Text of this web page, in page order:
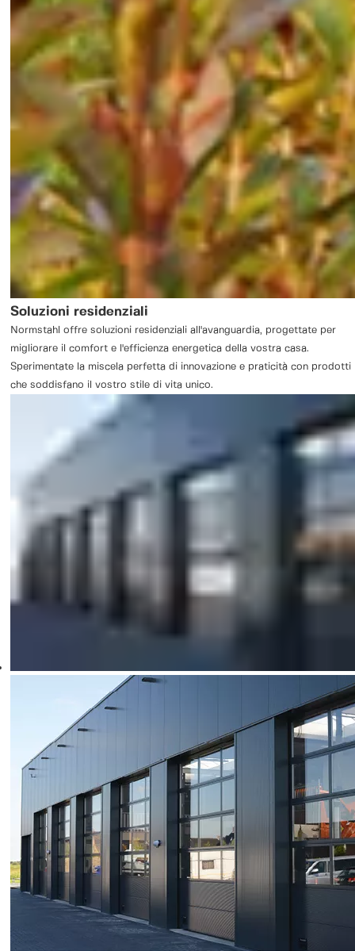
Soluzioni residenziali
Normstahl offre soluzioni residenziali all'avanguardia, progettate per
migliorare il comfort e l'efficienza energetica della vostra casa.
Sperimentate la miscela perfetta di innovazione e praticità con prodotti
che soddisfano il vostro stile di vita unico.